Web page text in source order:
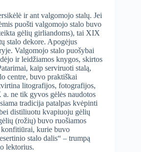
ir ant valgomojo stalų. Jei
puošti valgomojo stalo buvo
gėlių girliandoms), tai XIX
stalo dekore. Apogėjus
Valgomojo stalo puošybai
ir leidžiamos knygos, skirtos
kaip serviruoti stalą,
centre, buvo praktiškai
litografijos, fotografijos,
ne tik gyvos gėlės naudotos
tradicija patalpas kvėpinti
distiliuotu kvapiuoju gėlių
(rožių) buvo ruošiamos
kurie buvo
stalo dalis“ – trumpą
lektorius.